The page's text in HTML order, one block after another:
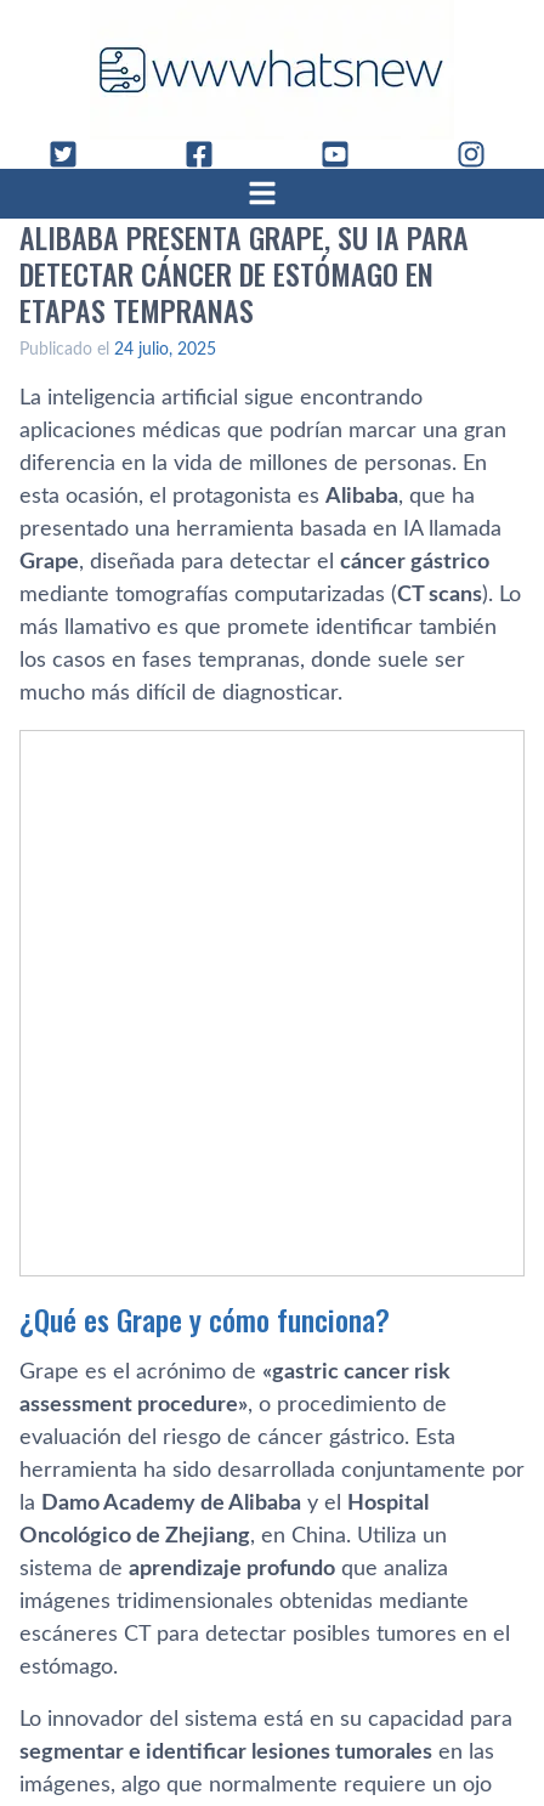
ALIBABA PRESENTA GRAPE, SU IA PARA
DETECTAR CÁNCER DE ESTÓMAGO EN
ETAPAS TEMPRANAS
Publicado el 24 julio, 2025
La inteligencia artificial sigue encontrando
aplicaciones médicas que podrían marcar una gran
diferencia en la vida de millones de personas. En
esta ocasión, el protagonista es Alibaba, que ha
presentado una herramienta basada en IA llamada
Grape, diseñada para detectar el cáncer gástrico
mediante tomografías computarizadas (CT scans). Lo
más llamativo es que promete identificar también
los casos en fases tempranas, donde suele ser
mucho más difícil de diagnosticar.
¿Qué es Grape y cómo funciona?
Grape es el acrónimo de «gastric cancer risk
assessment procedure», o procedimiento de
evaluación del riesgo de cáncer gástrico. Esta
herramienta ha sido desarrollada conjuntamente por
la Damo Academy de Alibaba y el
Hospital
Oncológico de Zhejiang, en China. Utiliza un
sistema de aprendizaje profundo que analiza
imágenes tridimensionales obtenidas mediante
escáneres CT para detectar posibles tumores en el
estómago.
Lo innovador del sistema está en su capacidad para
segmentar e identificar lesiones tumorales en las
imágenes, algo que normalmente requiere un ojo